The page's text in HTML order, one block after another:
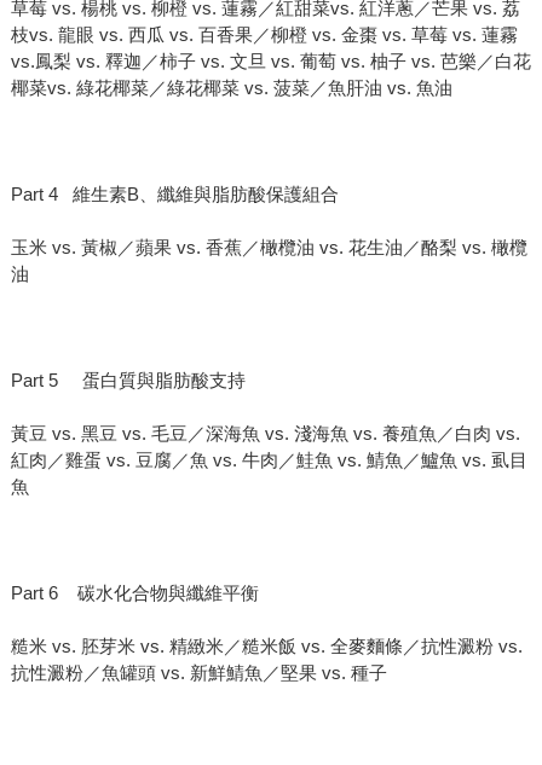
草莓 vs. 楊桃 vs. 柳橙 vs. 蓮霧／紅甜菜vs. 紅洋蔥／芒果 vs. 荔
枝vs. 龍眼 vs. 西瓜 vs. 百香果／柳橙 vs. 金棗 vs. 草莓 vs. 蓮霧
vs.鳳梨 vs. 釋迦／柿子 vs. 文旦 vs. 葡萄 vs. 柚子 vs. 芭樂／白花
椰菜vs. 綠花椰菜／綠花椰菜 vs. 菠菜／魚肝油 vs. 魚油
Part 4 維生素B、纖維與脂肪酸保護組合
玉米 vs. 黃椒／蘋果 vs. 香蕉／橄欖油 vs. 花生油／酪梨 vs. 橄欖
油
Part 5 蛋白質與脂肪酸支持
黃豆 vs. 黑豆 vs. 毛豆／深海魚 vs. 淺海魚 vs. 養殖魚／白肉 vs.
紅肉／雞蛋 vs. 豆腐／魚 vs. 牛肉／鮭魚 vs. 鯖魚／鱸魚 vs. 虱目
魚
Part 6 碳水化合物與纖維平衡
糙米 vs. 胚芽米 vs. 精緻米／糙米飯 vs. 全麥麵條／抗性澱粉 vs.
抗性澱粉／魚罐頭 vs. 新鮮鯖魚／堅果 vs. 種子